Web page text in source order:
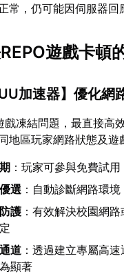
常，仍可能因伺服器回
遊戲卡頓
加速器】優化網
戲凍結問題，最直接高
地區玩家網路狀態及遊
：玩家可參與免費試
選 ：自動診斷網路環
護 ：有效解決校園網
道 ：透過建立專屬高
顯著